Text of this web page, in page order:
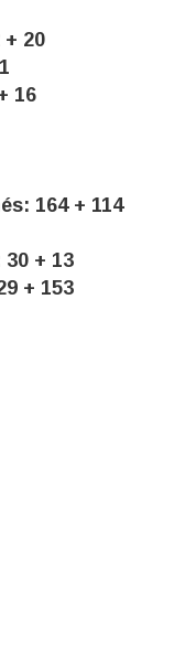
20
16
164 + 114
+ 13
+ 153